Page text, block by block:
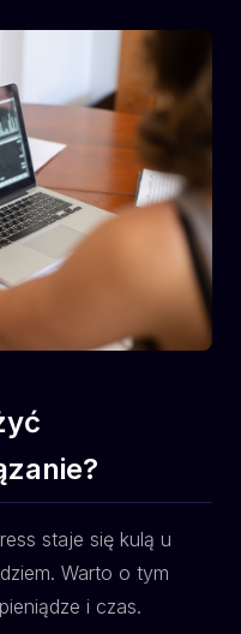
staje się kulą u
Warto o tym
i czas.